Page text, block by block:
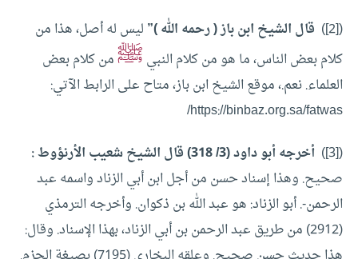
([2])
قال الشيخ ابن باز ( رحمه الله )” ليس له أصل، هذا من
كلام بعض الناس، ما هو من كلام النبي ﷺمن كلام بعض
العلماء. نعم.، موقع الشيخ ابن باز، متاح على الرابط الآتي:
https://binbaz.org.sa/fatwas/
([3])
أخرجه أبو داود (3/ 318) قال الشيخ شعيب الأرنؤوط :
صحيح. وهذا إسناد حسن من أجل ابن أبي الزناد واسمه عبد
الرحمن-. أبو الزناد: هو عبد الله بن ذكوان. وأخرجه الترمذي
(2912) من طريق عبد الرحمن بن أبي الزناد، بهذا الإسناد. وقال: